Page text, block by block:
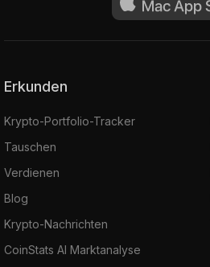
Erkunden
Krypto-Portfolio-Tracker
Tauschen
Verdienen
Blog
Krypto-Nachrichten
CoinStats AI Marktanalyse